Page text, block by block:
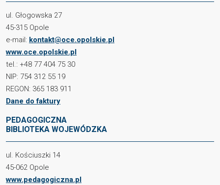
ul. Głogowska 27
45-315 Opole
e-mail: kontakt@oce.opolskie.pl
www.oce.opolskie.pl
tel.: +48 77 404 75 30
NIP: 754 312 55 19
REGON: 365 183 911
Dane do faktury
PEDAGOGICZNA
BIBLIOTEKA WOJEWÓDZKA
ul. Kościuszki 14
45-062 Opole
www.pedagogiczna.pl